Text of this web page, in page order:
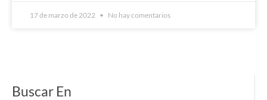
Buscar En
17 de marzo de 2022 No hay comentarios